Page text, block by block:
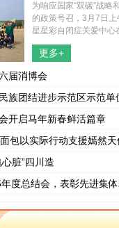
共植希望之树
为响应国家“双碳”战略
的政策号召，3月7日
星星彩自闭症关爱中心
野公园内共同举办了一
2025年植树节特别活
更多+
届消博会
族团结进步示范区示范单
开启马年新春鲜活篇章
包以实际行动支援嫣然
脏”四川造
度总结会，表彰先进集体